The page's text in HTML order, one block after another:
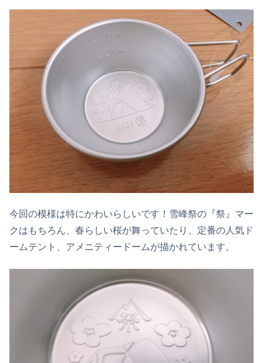
今回の模様は特にかわいらしいです！雪峰祭の『祭』マー
クはもちろん、春らしい桜が舞っていたり、定番の人気ド
ームテント、アメニティードームが描かれています。